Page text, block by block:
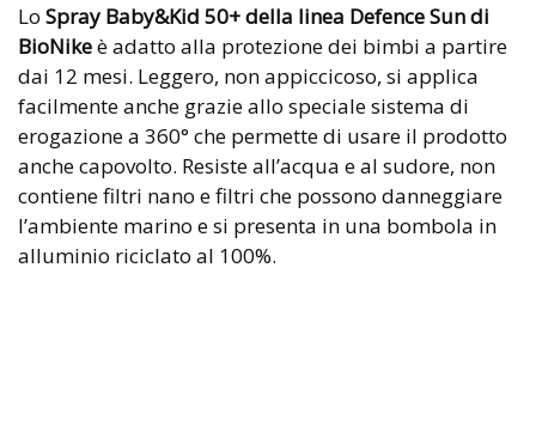
Lo Spray Baby&Kid 50+ della linea Defence Sun di
BioNikeè adatto alla protezione dei bimbi a partire
dai 12 mesi. Leggero, non appiccicoso, si applica
facilmente anche grazie allo speciale sistema di
erogazione a 360° che permette di usare il prodotto
anche capovolto. Resiste all’acqua e al sudore, non
contiene filtri nano e filtri che possono danneggiare
l’ambiente marino e si presenta in una bombola in
alluminio riciclato al 100%.